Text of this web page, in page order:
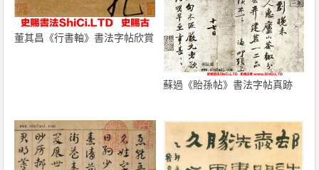
董其昌《行書軸》書法字帖欣賞
蘇過《貽孫帖》書法字帖真跡